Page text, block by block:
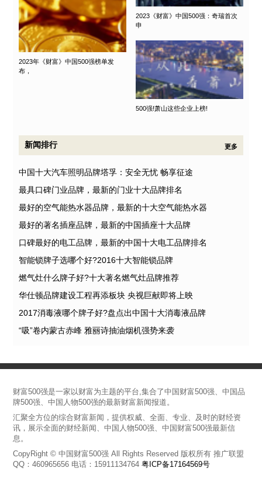
2023《财富》中国500强：奇瑞首次
申
2023年《财富》中国500强榜单发
布，
500强!萧山这些企业上榜!
新闻排行 更多
中国十大汽车照明品牌塔孚：安全无忧 畅享征途
最具口碑门业品牌，最新的门业十大品牌排名
最好的空气能热水器品牌，最新的十大空气能热水器
最好的著名插座品牌，最新的中国插座十大品牌
口碑最好的电工品牌，最新的中国十大电工品牌排名
智能锁牌子选哪个好?2016十大智能锁品牌
燃气灶什么牌子好?十大著名燃气灶品牌推荐
华仕顿品牌建设工程再添板块 央视巨献即将上映
2017消毒液哪个牌子好?盘点出中国十大消毒液品牌
“吸”卷内蒙古赤峰 雅丽诗抽油烟机强势来袭
财富500强是一家以财富为主题的平台,集合了中国财富500强、中国品
牌500强、中国人物500强的最新财富新闻报道。
汇聚全方位的综合财富新闻，提供权威、全面、专业、及时的财经资
讯，展示全面的财经新闻、中国人物500强、中国财富500强最新信
息。
CopyRight © 中国财富500强 All Rights Reserved 版权所有 推广联盟
QQ：460965656 电话：15911134764粤ICP备17164569号